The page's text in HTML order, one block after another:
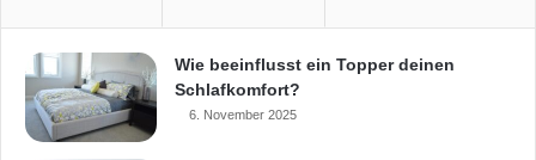
Wie beeinflusst ein Topper deinen
Schlafkomfort?
6. November 2025